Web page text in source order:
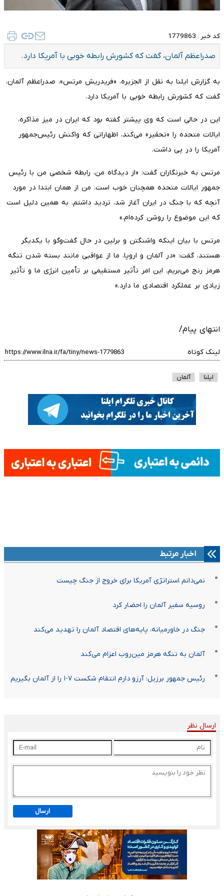
کد خبر : 1779863
صدراعظم آلمان، گفت که کشورش رابطه خوبی با آمریکا دارد.
به گزارش ایلنا به نقل از الجزیره، «فریدریش مرتس»، صدراعظم آلمان،
گفت که کشورش رابطه خوبی با آمریکا دارد.
این در حالی است که وی پیشتر گفته بود که ‌ایران در میز مذاکره،
ایالات متحده را «تحقیر» می‌کند، اظهاراتی که واکنش رئیس‌جمهور
آمریکا را در پی داشت.
مرتس به خبرنگاران گفت: «از دیدگاه من، رابطه شخصی من با رئیس
جمهور ایالات متحده همچنان خوب است. من از همان ابتدا در مورد
آنچه که با جنگ در ایران آغاز شد، تردید داشتم. به همین دلیل است
که این موضوع را روشن کرده‌ام.»
مرتس با بیان اینکه واشنگتن و برلین در حال گفت‌وگو با یکدیگر
هستند، گفت: «در آلمان و اروپا، ما از عواقبی مانند بسته شدن تنگه
هرمز رنج می‌بریم. این امر تأثیر مستقیمی بر تأمین انرژی ما و تأثیر
زیادی بر عملکرد اقتصادی ما دارد.»
انتهای پیام/
لینک کوتاه
ایلنا آلمان
اخبار مرتبط
نمی‌دانم استراتژی آمریکا برای خروج از جنگ چیست
روسیه سفیر آلمان را احضار کرد
جنگ در خاورمیانه، پایه‌های اقتصاد آلمان را تهدید می‌کند
آلمان به تنگه هرمز مین‌روب اعزام می‌کند
رئیس جمهور برزیل: آرزو دارم انتقام شکست ۷-۱ را از آلمان بگیریم
ارسال نظر
ارسال